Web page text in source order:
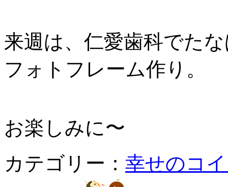
来週は、仁愛歯科でた
フォトフレーム作り。
お楽しみに〜
カテゴリー： 幸せのコ